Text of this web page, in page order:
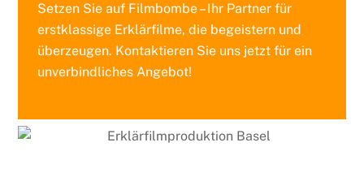
Setzen Sie auf Filmbombe – Ihr Partner für
erstklassige Erklärfilme, die begeistern und
überzeugen. Kontaktieren Sie uns jetzt für ein
unverbindliches Angebot!